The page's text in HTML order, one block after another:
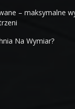
– maksymalne
Na Wymiar?